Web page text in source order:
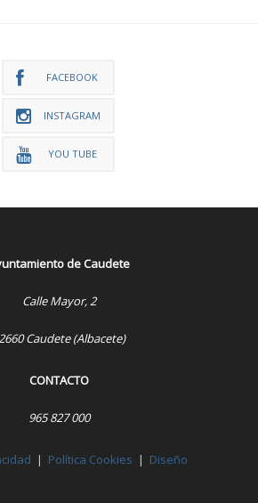
FACEBOOK
INSTAGRAM
YOU TUBE
de Caudete
Calle Mayor, 2
Caudete (Albacete)
CONTACTO
965 827 000
| Política Cookies | Diseño